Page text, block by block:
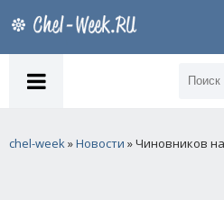
chel-week»Новости » Чиновников